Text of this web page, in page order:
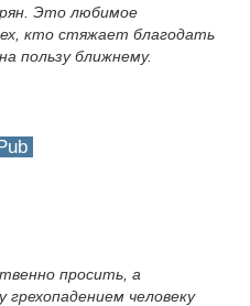
Это любимое
кто стяжает благодать
пользу ближнему.
просить, а
человеку